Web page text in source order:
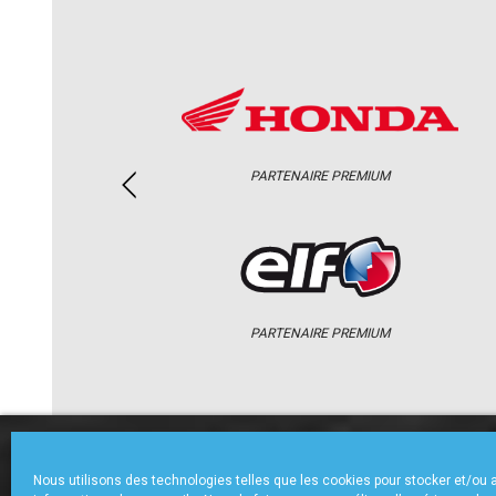
Nous utilisons des technologies telles que les cookies pour stocker et/ou
PARTENAIRE PREMIUM
PARTENAIRE PREMIUM
ACCUEIL CHAMPIONNAT